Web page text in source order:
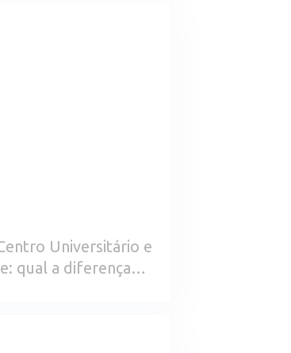
Universitário e
qual a diferença